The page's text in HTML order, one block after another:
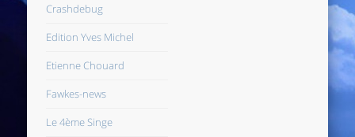
Crashdebug
Edition Yves Michel
Etienne Chouard
Fawkes-news
Le 4ème Singe